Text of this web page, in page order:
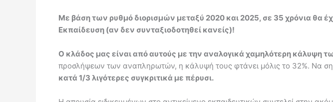
Με βάση των ρυθμό διορισμών μεταξύ 2020 και 2025, σε 35 χρόνια θα
Εκπαίδευση (αν δεν συνταξιοδοτηθεί κανείς)!
Ο κλάδος μας είναι από αυτούς με την αναλογικά χαμηλότερη κάλυψη
προσλήψεων των αναπληρωτών, η κάλυψή τους φτάνει μόλις το 32%. Να
κατά 1/3 λιγότερες συγκριτικά με πέρυσι.